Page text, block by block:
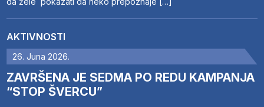
AKTIVNOSTI
26. Juna 2026.
ZAVRŠENA JE SEDMA PO REDU KAMPANJA
“STOP ŠVERCU”